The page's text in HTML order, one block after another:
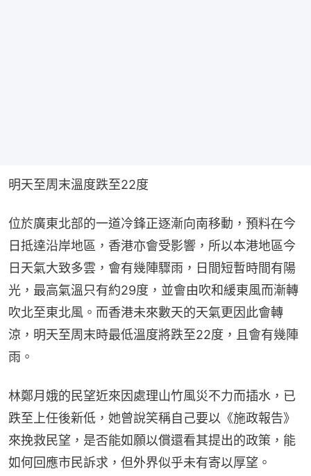
明天至周末溫度跌至22度
位於廣東北部的一道冷鋒正逐漸向南移動，預料在今
日抵達沿岸地區，香港亦會受影響，所以本港地區今
日天氣大致多雲，會有幾陣驟雨，日間短暫時間有陽
光，最高氣溫只有約29度，並會由吹和緩東風而漸轉
吹北至東北風。而香港未來數天的天氣更因此會轉
涼，明天至周末時最低溫度將跌至22度，且會有幾陣
雨。
林鄭月娥的民望近來因處理山竹風災不力而插水，已
跌至上任後新低，她曾說笑稱自己要以《施政報告》
來挽救民望，是否能如願以償還看其提出的政策，能
如何回應市民訴求，但外界似乎未有寄以厚望。